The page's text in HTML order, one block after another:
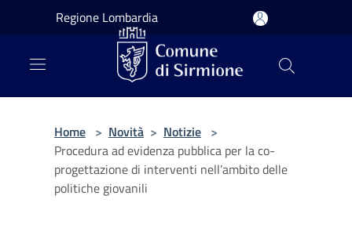
Salta al contenuto principale
Regione Lombardia
Home > Novità > Notizie >
Procedura ad evidenza pubblica per la co-
progettazione di interventi nell’ambito delle
politiche giovanili